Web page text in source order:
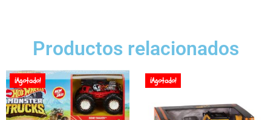
Productos relacionados
¡Agotado! ¡Agotado!